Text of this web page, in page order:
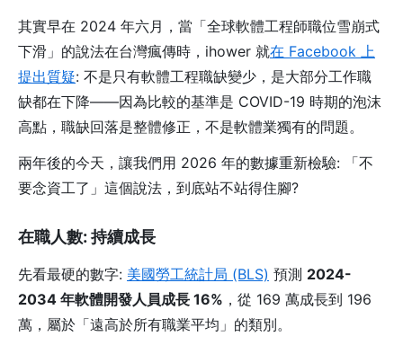
其實早在 2024 年六月，當「全球軟體工程師職位雪崩式
下滑」的說法在台灣瘋傳時，ihower 就在 Facebook 上
提出質疑: 不是只有軟體工程職缺變少，是大部分工作職
缺都在下降——因為比較的基準是 COVID-19 時期的泡沫
高點，職缺回落是整體修正，不是軟體業獨有的問題。
兩年後的今天，讓我們用 2026 年的數據重新檢驗: 「不
要念資工了」這個說法，到底站不站得住腳?
在職人數: 持續成長
先看最硬的數字: 美國勞工統計局 (BLS) 預測 2024-
2034 年軟體開發人員成長 16% ，從 169 萬成長到 196
萬，屬於「遠高於所有職業平均」的類別。